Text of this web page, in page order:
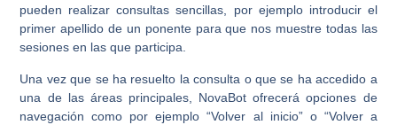
pueden realizar consultas sencillas, por ejemplo introducir el
primer apellido de un ponente para que nos muestre todas las
sesiones en las que participa.
Una vez que se ha resuelto la consulta o que se ha accedido a
una de las áreas principales, NovaBot ofrecerá opciones de
navegación como por ejemplo “Volver al inicio” o “Volver a